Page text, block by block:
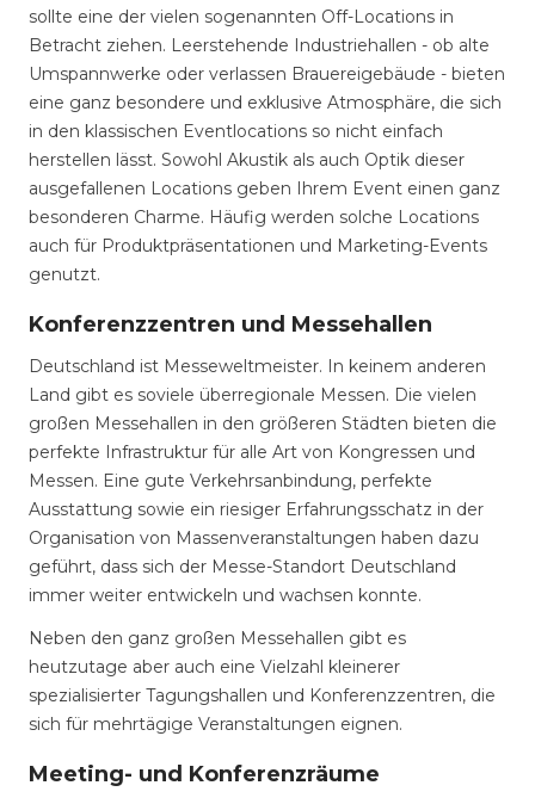
sollte eine der vielen sogenannten Off-Locations in
Betracht ziehen. Leerstehende Industriehallen - ob alte
Umspannwerke oder verlassen Brauereigebäude - bieten
eine ganz besondere und exklusive Atmosphäre, die sich
in den klassischen Eventlocations so nicht einfach
herstellen lässt. Sowohl Akustik als auch Optik dieser
ausgefallenen Locations geben Ihrem Event einen ganz
besonderen Charme. Häufig werden solche Locations
auch für Produktpräsentationen und Marketing-Events
genutzt.
Konferenzzentren und Messehallen
Deutschland ist Messeweltmeister. In keinem anderen
Land gibt es soviele überregionale Messen. Die vielen
großen Messehallen in den größeren Städten bieten die
perfekte Infrastruktur für alle Art von Kongressen und
Messen. Eine gute Verkehrsanbindung, perfekte
Ausstattung sowie ein riesiger Erfahrungsschatz in der
Organisation von Massenveranstaltungen haben dazu
geführt, dass sich der Messe-Standort Deutschland
immer weiter entwickeln und wachsen konnte.
Neben den ganz großen Messehallen gibt es
heutzutage aber auch eine Vielzahl kleinerer
spezialisierter Tagungshallen und Konferenzzentren, die
sich für mehrtägige Veranstaltungen eignen.
Meeting- und Konferenzräume